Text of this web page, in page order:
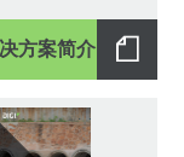
方案简介